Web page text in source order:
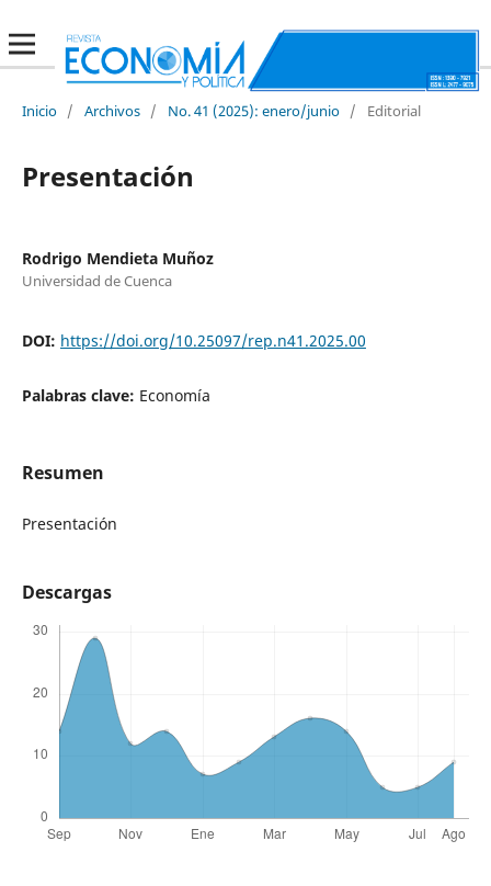
Inicio / Archivos / No. 41 (2025): enero/junio / Editorial
Presentación
Rodrigo Mendieta Muñoz
Universidad de Cuenca
DOI: https://doi.org/10.25097/rep.n41.2025.00
Palabras clave: Economía
Resumen
Presentación
Descargas